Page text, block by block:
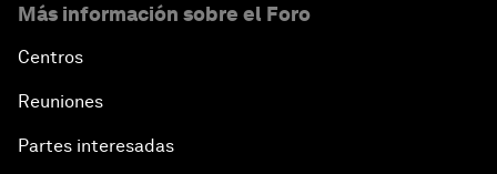
Más información sobre el Foro
Centros
Reuniones
Partes interesadas